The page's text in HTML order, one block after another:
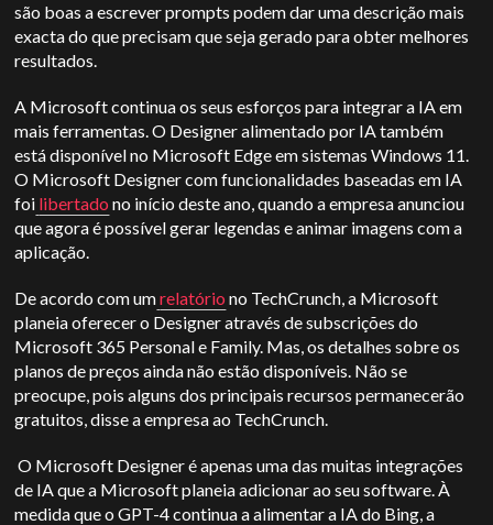
são boas a escrever prompts podem dar uma descrição mais
exacta do que precisam que seja gerado para obter melhores
resultados.
A Microsoft continua os seus esforços para integrar a IA em
mais ferramentas. O Designer alimentado por IA também
está disponível no Microsoft Edge em sistemas Windows 11.
O Microsoft Designer com funcionalidades baseadas em IA
foi libertado no início deste ano, quando a empresa anunciou
que agora é possível gerar legendas e animar imagens com a
aplicação.
De acordo com umrelatório no TechCrunch, a Microsoft
planeia oferecer o Designer através de subscrições do
Microsoft 365 Personal e Family. Mas, os detalhes sobre os
planos de preços ainda não estão disponíveis. Não se
preocupe, pois alguns dos principais recursos permanecerão
gratuitos, disse a empresa ao TechCrunch.
O Microsoft Designer é apenas uma das muitas integrações
de IA que a Microsoft planeia adicionar ao seu software. À
medida que o GPT-4 continua a alimentar a IA do Bing, a